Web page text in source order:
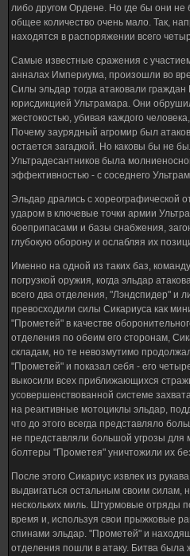
либо другом Ордене. Но где бы они не
общее количество очень мало. Так,
находятся в распоряжении всего
Самые известные сражения с
анналах Империума, произошли во
Силы эльдар тогда атаковали
юрисдикцией Ультрамара. Они
жестокостью, убивая каждого
Почему заурядный агромир был
остается загадкой. Но каковы бы не
Ультрадесантников была
эффективностью - с соседнего
Эльдар дрались с хореографической
ударом в ключевые точки армии
боеприпасами и базы снабжения,
глубокую оборону и ослабляя их
Именно на одной из таких баз,
погрузкой оружия, когда эльдар
всего два отделения, "Лэндспидер" и
превосходили силы Сикариуса как
"Прометей" в качестве
отделения по обеим его сторонам,
складам, но те невозмутимо
"Прометей" и показал себя - его
выкосили всех приближающихся
усовершенствованной системе
на реактивные мотоциклы эльдар,
что до этого всегда представляло
не представляли большой угрозы
болтеры "Прометея" уничтожили их
После этого Сикариус извлек из
выдвигаться остальным своим силам,
нескольких миль. Штурмовые отряды
время и, используя свои прыжковые
спинами эльдар. "Прометей" и
отделения пошли в атаку. Битва была